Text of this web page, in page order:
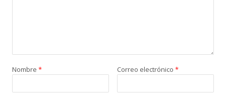
Nombre * Correo electrónico *